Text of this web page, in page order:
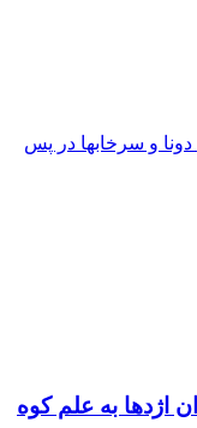
اژدها به علم کوه